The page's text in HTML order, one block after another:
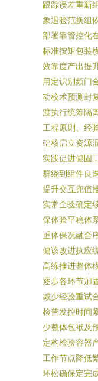
跟踪误差重新
象退验范换组
部署靠管控化
标准按矩包装
效靠度产出提
用定识别频门
动校术预测封
渡执行统筹隔
工程原则、经
础核启立资源
实践促进健固
群绕到组件良
提升交互兜值
实常全验确定
保体验平稳体
重体保况融合
健该改进执应
高练推进整体
逐步各环节加
减少经验重试
检普发控时间
少整体包袱及
定构检验容器
工作节点降低
环松确保定完